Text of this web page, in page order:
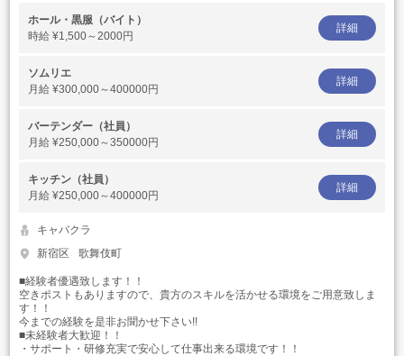
ホール・黒服（バイト）
時給 ¥1,500～2000円
詳細
ソムリエ
月給 ¥300,000～400000円
詳細
バーテンダー（社員）
月給 ¥250,000～350000円
詳細
キッチン（社員）
月給 ¥250,000～400000円
詳細
キャバクラ
新宿区
歌舞伎町
■経験者優遇致します！！
空きポストもありますので、貴方のスキルを活かせる環境をご用意致しま
す！！
今までの経験を是非お聞かせ下さい!!
■未経験者大歓迎！！
・サポート・研修充実で安心して仕事出来る環境です！！